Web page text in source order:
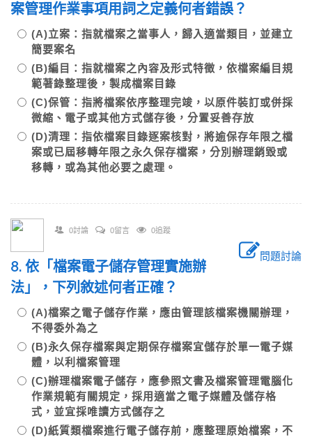
案管理作業事項用詞之定義何者錯誤？
(A)立案：指就檔案之當事人，歸入適當類目，並建立
簡要案名
(B)編目：指就檔案之內容及形式特徵，依檔案編目規
範著錄整理後，製成檔案目錄
(C)保管：指將檔案依序整理完竣，以原件裝訂或併採
微縮、電子或其他方式儲存後，分置妥善存放
(D)清理：指依檔案目錄逐案核對，將逾保存年限之檔
案或已屆移轉年限之永久保存檔案，分別辦理銷毀或
移轉，或為其他必要之處理。
0討論 0留言 0追蹤
問題討論
8. 依「檔案電子儲存管理實施辦
法」，下列敘述何者正確？
(A)檔案之電子儲存作業，應由管理該檔案機關辦理，
不得委外為之
(B)永久保存檔案與定期保存檔案宜儲存於單一電子媒
體，以利檔案管理
(C)辦理檔案電子儲存，應參照文書及檔案管理電腦化
作業規範有關規定，採用適當之電子媒體及儲存格
式，並宜採唯讀方式儲存之
(D)紙質類檔案進行電子儲存前，應整理原始檔案，不